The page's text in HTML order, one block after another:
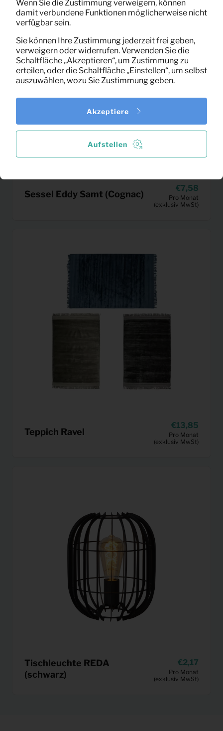
Sessel Eddy Samt (Cognac)
7,58
Pro Monat
(exklusiv MwSt)
Teppich Ravel
13,85
Pro Monat
(exklusiv MwSt)
Tischleuchte REDA
(schwarz)
2,17
Pro Monat
(exklusiv MwSt)
Wenn Sie die Zustimmung verweigern, können
damit verbundene Funktionen möglicherweise nicht
verfügbar sein.
Sie können Ihre Zustimmung jederzeit frei geben,
verweigern oder widerrufen. Verwenden Sie die
Schaltfläche „Akzeptieren“, um Zustimmung zu
erteilen, oder die Schaltfläche „Einstellen“, um selbst
auszuwählen, wozu Sie Zustimmung geben.
Aufstellen
Akzeptiere